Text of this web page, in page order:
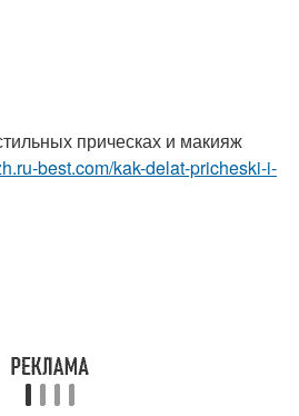
прическах и макияж
best.com/kak-delat-pricheski-i-